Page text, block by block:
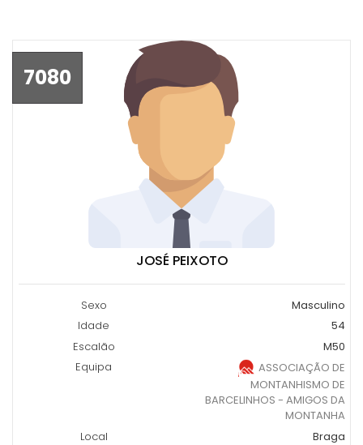
7080
JOSÉ PEIXOTO
Sexo
Masculino
Idade
54
Escalão
M50
Equipa
ASSOCIAÇÃO DE
MONTANHISMO DE
BARCELINHOS - AMIGOS DA
MONTANHA
Local
Braga